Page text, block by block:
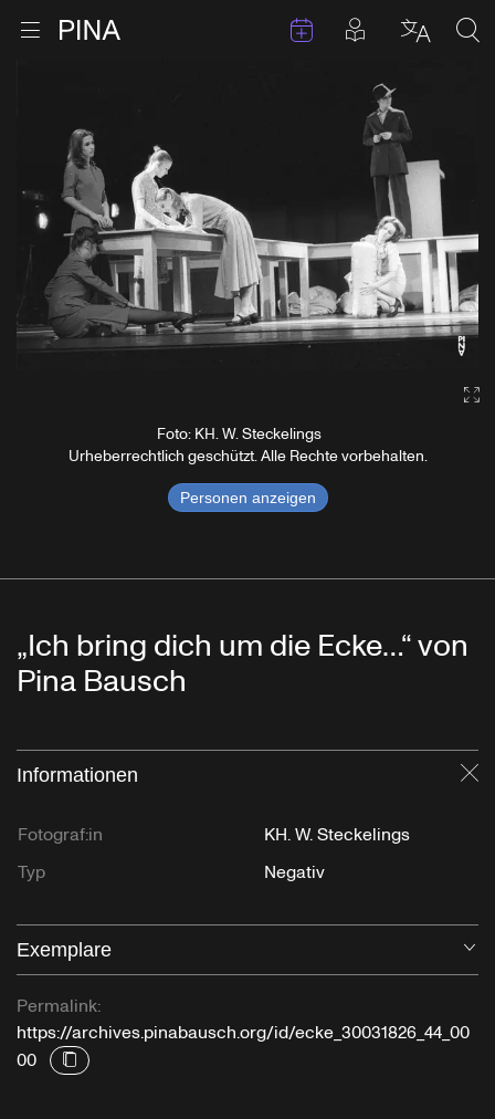
Menu öffnen TermineBeiträge in
Foto: KH. W. Steckelings
Urheberrechtlich geschützt. Alle Rechte vorbehalten.
Personen anzeigen
„Ich bring dich um die Ecke…“ von
Pina Bausch
Informationen
Fotograf:in
KH. W. Steckelings
Typ
Negativ
Exemplare
Permalink:
https://archives.pinabausch.org/id/ecke_30031826_44_00
00